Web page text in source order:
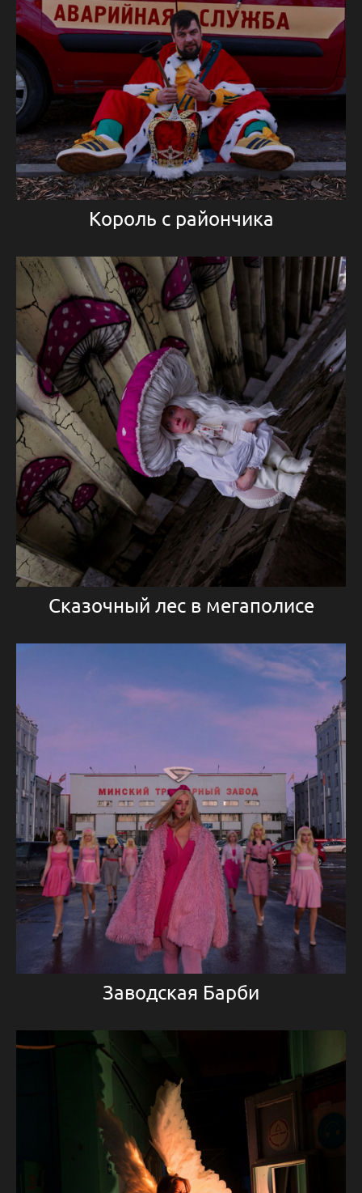
Король с райончика
Сказочный лес в мегаполисе
Заводская Барби